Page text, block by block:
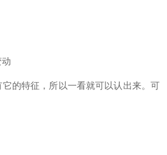
的特征，所以一看就可以认出来。可